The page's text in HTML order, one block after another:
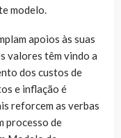
modelo.
apoios às suas
valores têm vindo a
dos custos de
e inflação é
reforcem as verbas
processo de